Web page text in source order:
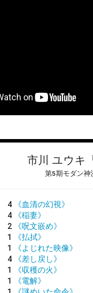
市川 ユウキ
第5期モダン神
4
《血清の幻視》
4
《稲妻》
2
《呪文嵌め》
1
《払拭》
1
《よじれた映像》
4
《差し戻し》
1
《収穫の火》
1
《電解》